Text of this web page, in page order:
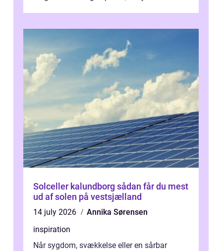
Solceller kalundborg sådan får du mest
ud af solen på vestsjælland
14 july 2026
Annika Sørensen
inspiration
Når sygdom, svækkelse eller en sårbar